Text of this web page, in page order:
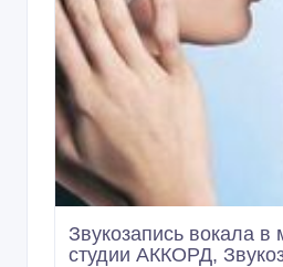
Звукозапись вокала в
студии АККОРД,